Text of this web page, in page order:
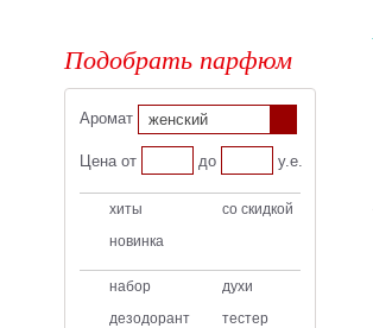
Подобрать парфюм
Аромат женский
Цена от до у.е.
хиты
со скидкой
новинка
набор
духи
дезодорант
тестер